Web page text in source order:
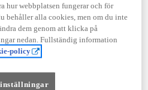
1 490
kw (116 hk)
hur webbplatsen fungerar och för
behåller alla cookies, men om du inte
dem genom att klicka på
nedan. Fullständig information
policy